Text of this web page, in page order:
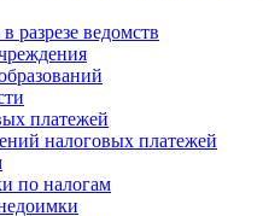
разрезе ведомств
платежей
налоговых платежей
по налогам